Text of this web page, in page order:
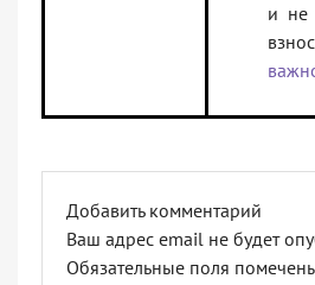
и не
Добавить комментарий
Ваш адрес email не будет
Обязательные поля